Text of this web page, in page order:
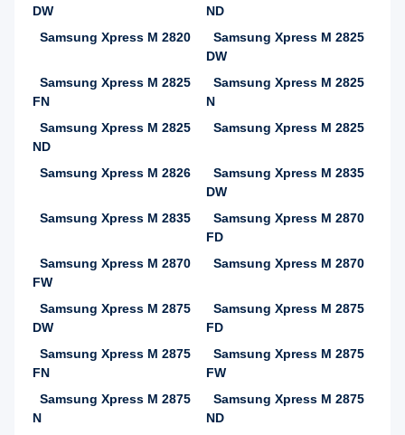
DW
ND
Samsung Xpress M 2820
Samsung Xpress M 2825
DW
Samsung Xpress M 2825
FN
Samsung Xpress M 2825
N
Samsung Xpress M 2825
ND
Samsung Xpress M 2825
Samsung Xpress M 2826
Samsung Xpress M 2835
DW
Samsung Xpress M 2835
Samsung Xpress M 2870
FD
Samsung Xpress M 2870
FW
Samsung Xpress M 2870
Samsung Xpress M 2875
DW
Samsung Xpress M 2875
FD
Samsung Xpress M 2875
FN
Samsung Xpress M 2875
FW
Samsung Xpress M 2875
N
Samsung Xpress M 2875
ND